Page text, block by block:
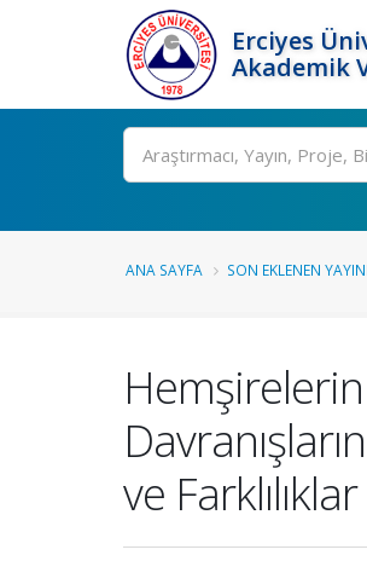
Erciyes
Akademik
Ara
ANA SAYFA SON EKLENEN
Hemşirelerin
ve Farklılıklar